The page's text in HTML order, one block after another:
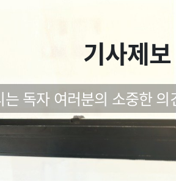
의과대
10 약가인하
기사제보
독자 여러분의 소중한